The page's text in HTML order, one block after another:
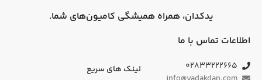
یدکدان، همراه همیشگی کامیون‌های شما.
اطلاعات تماس با ما
۰۲۸۳۳۲۲۲۶۶۵
لینک های سریع